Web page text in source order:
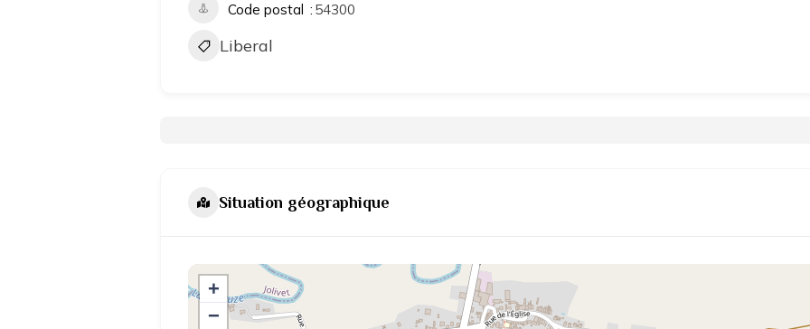
Code postal 54300
Liberal
Situation géographique
+
−